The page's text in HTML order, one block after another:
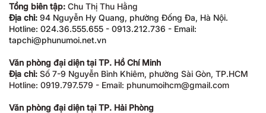
Tổng biên tập: Chu Thị Thu Hằng
Địa chỉ: 94 Nguyễn Hy Quang, phường Đống Đa, Hà Nội.
Hotline: 024.36.555.655 - 0913.212.736 - Email:
tapchi@phunumoi.net.vn
Văn phòng đại diện tại TP. Hồ Chí Minh
Địa chỉ: Số 7-9 Nguyễn Bỉnh Khiêm, phường Sài Gòn, TP.HCM
Hotline: 0919.797.579 - Email: phunumoihcm@gmail.com
Văn phòng đại diện tại TP. Hải Phòng